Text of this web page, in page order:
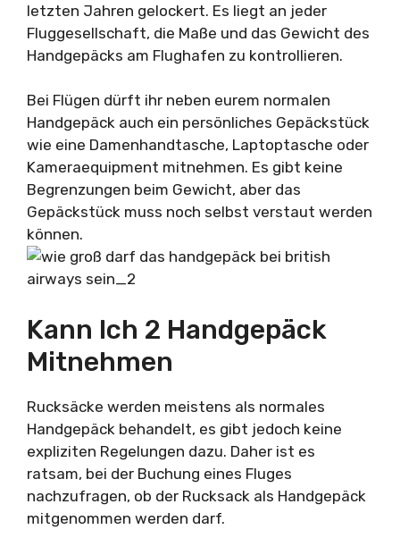
letzten Jahren gelockert. Es liegt an jeder
Fluggesellschaft, die Maße und das Gewicht des
Handgepäcks am Flughafen zu kontrollieren.
Bei Flügen dürft ihr neben eurem normalen
Handgepäck auch ein persönliches Gepäckstück
wie eine Damenhandtasche, Laptoptasche oder
Kameraequipment mitnehmen. Es gibt keine
Begrenzungen beim Gewicht, aber das
Gepäckstück muss noch selbst verstaut werden
können.
Kann Ich 2 Handgepäck
Mitnehmen
Rucksäcke werden meistens als normales
Handgepäck behandelt, es gibt jedoch keine
expliziten Regelungen dazu. Daher ist es
ratsam, bei der Buchung eines Fluges
nachzufragen, ob der Rucksack als Handgepäck
mitgenommen werden darf.